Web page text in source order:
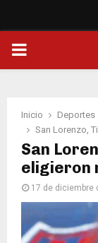
PRIMARY
Inicio
Deportes
San Lorenzo,
San
eligieron
17 de diciembre